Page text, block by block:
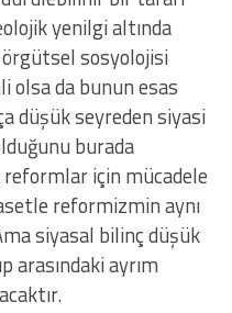
yenilgi altında
sosyolojisi
olsa da bunun esas
düşük seyreden siyasi
burada
için mücadele
reformizmin aynı
siyasal bilinç düşük
arasındaki ayrım